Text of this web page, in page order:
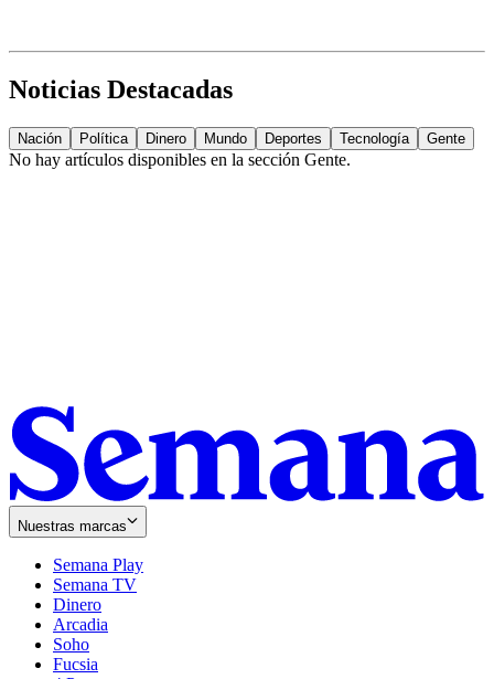
Noticias Destacadas
Nación Política Dinero Mundo Deportes Tecnología Gente
No hay artículos disponibles en la sección Gente.
Nuestras marcas
Semana Play
Semana TV
Dinero
Arcadia
Soho
in
Fucsia